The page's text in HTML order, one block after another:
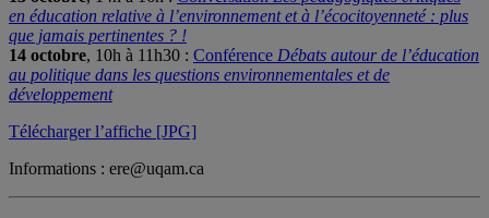
en éducation relative à l’environnement et à l’écocitoyenneté : plus
que jamais pertinentes ? !
14 octobre, 10h à 11h30 : Conférence Débats autour de l’éducation
au politique dans les questions environnementales et de
développement
Télécharger l’affiche [JPG]
Informations : ere@uqam.ca